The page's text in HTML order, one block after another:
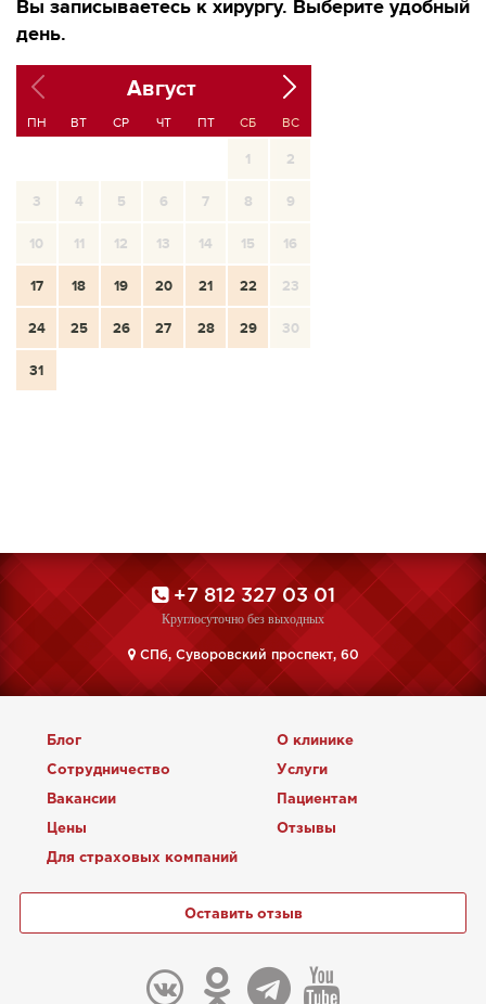
Вы записываетесь к хирургу. Выберите удобный
день.
Август
ПН ВТ СР ЧТ ПТ СБ ВС
1 2
3 4 5 6 7 8 9
10 11 12 13 14 15 16
17 18 19 20 21 22 23
24 25 26 27 28 29 30
31
+7 812 327 03 01
Круглосуточно без выходных
CПб, Суворовский проспект, 60
Блог О клинике
Сотрудничество Услуги
Вакансии Пациентам
Цены Отзывы
Для страховых компаний
Оставить отзыв